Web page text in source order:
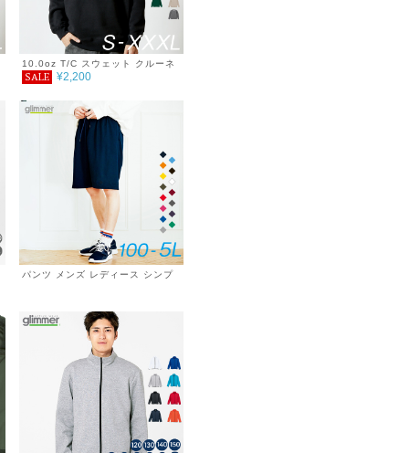
10.0oz T/C スウェット クルーネ
ック 無地 メンズ レディース シン
SALE ¥2,200
パンツ メンズ レディース シンプ
UVカット 紫外線対策 吸汗速乾 ジ
ム ウォーキング ランニング マラ
ソン スポーツ アウトドア 運動 服
薄手 涼しい 紫外線カット 日除け
海 キャンプ SALE ％OFF